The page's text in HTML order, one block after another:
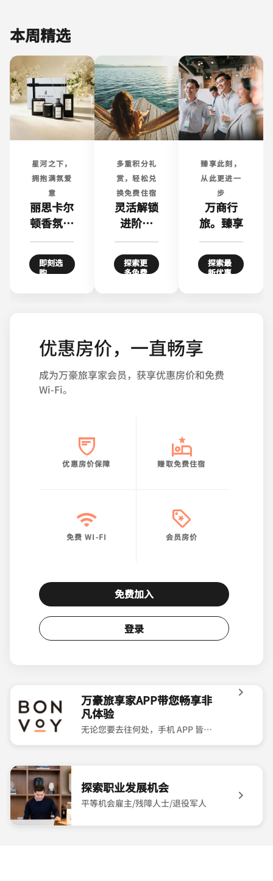
本周精选
星河之下，
拥抱满氛爱
意
丽思卡尔
顿香氛礼
盒
即刻选
购opens in new window
多重积分礼
赏，轻松兑
换免费住宿
灵活解锁
进阶房
型，更享
住5送1
探索更
多免费
臻享此刻，
从此更进一
步
万商行
旅。臻享
探索最
新优惠
优惠房价，一直畅享
成为万豪旅享家会员，获享优惠房价和免费
Wi-Fi。
优惠房价保障 赚取免费住宿
免费 WI-FI 会员房价
免费加入
登录
万豪旅享家APP带您畅享非
凡体验
无论您要去往何处，手机 APP 皆伴您左右，让您轻松获取旅途所需。
探索职业发展机会
平等机会雇主/残障人士/退役军人